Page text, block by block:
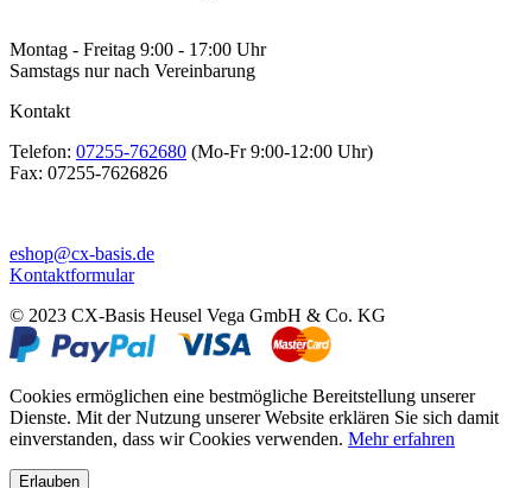
Montag - Freitag 9:00 - 17:00 Uhr
Samstags nur nach Vereinbarung
Kontakt
Telefon: 07255-762680 (Mo-Fr 9:00-12:00 Uhr)
Fax: 07255-7626826
eshop@cx-basis.de
Kontaktformular
© 2023 CX-Basis Heusel Vega GmbH & Co. KG
Cookies ermöglichen eine bestmögliche Bereitstellung unserer
Dienste. Mit der Nutzung unserer Website erklären Sie sich damit
einverstanden, dass wir Cookies verwenden. Mehr erfahren
Erlauben